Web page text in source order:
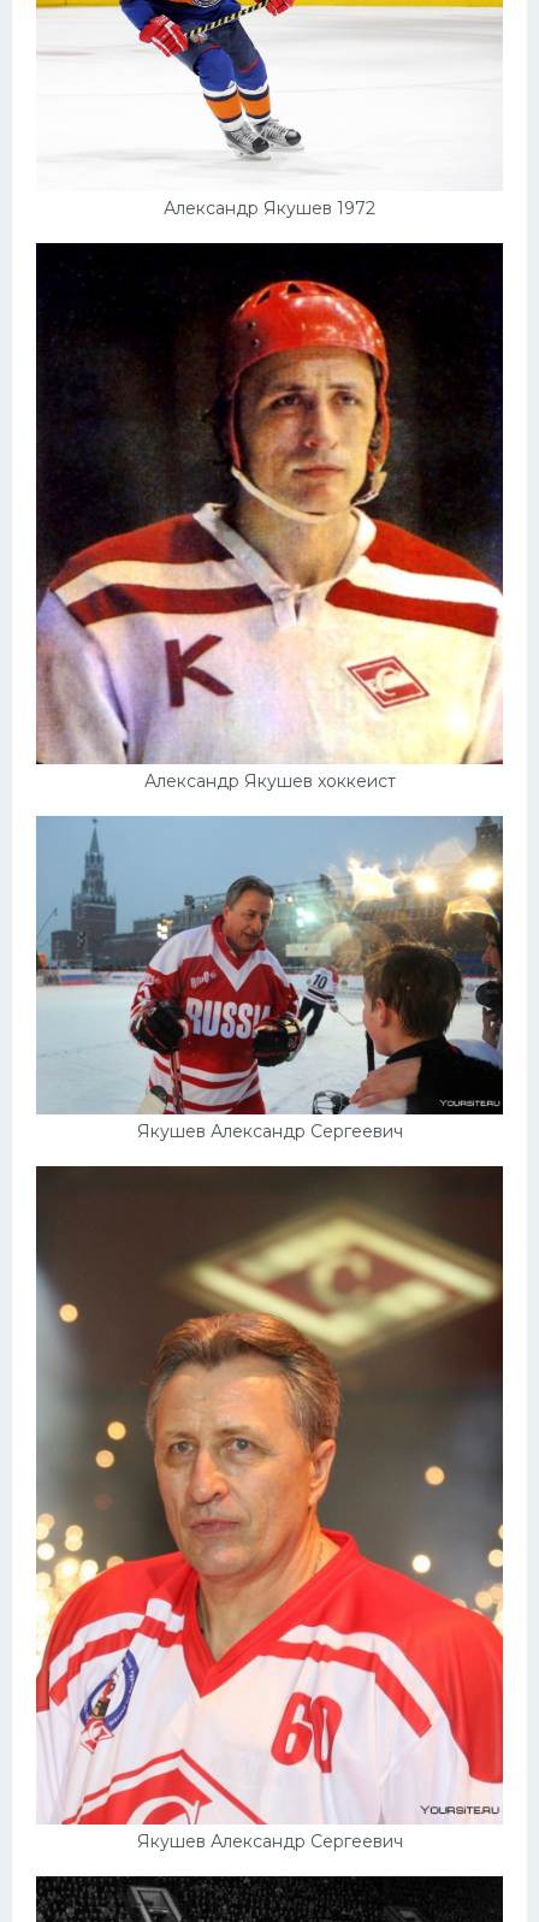
Александр Якушев 1972
Александр Якушев хоккеист
Якушев Александр Сергеевич
Якушев Александр Сергеевич